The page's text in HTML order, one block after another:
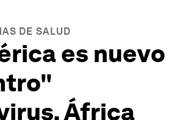
DE SALUD
es nuevo
África